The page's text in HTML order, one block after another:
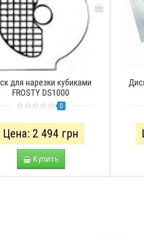
для нарезки кубиками
FROSTY DS1000
0
Цена: 2 494 грн
Купить